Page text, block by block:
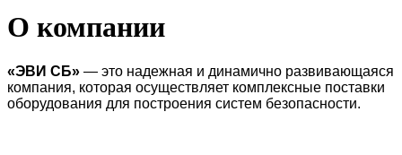
О компании
«ЭВИ СБ» — это надежная и динамично развивающаяся
компания, которая осуществляет комплексные поставки
оборудования для построения систем безопасности.